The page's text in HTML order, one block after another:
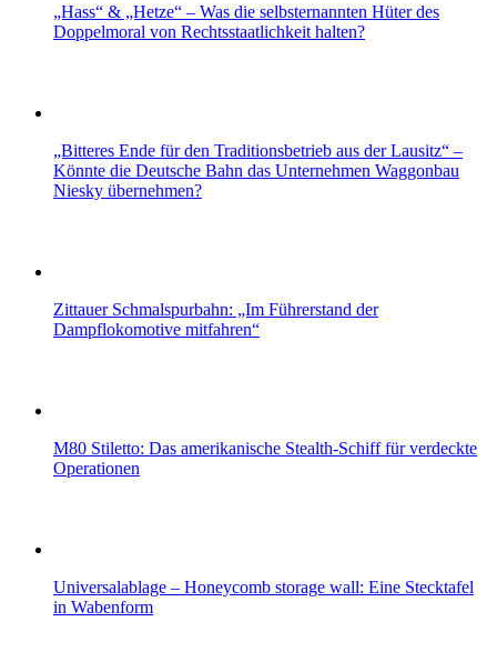
„Hass“ & „Hetze“ – Was die selbsternannten Hüter des
Doppelmoral von Rechtsstaatlichkeit halten?
„Bitteres Ende für den Traditionsbetrieb aus der Lausitz“ –
Könnte die Deutsche Bahn das Unternehmen Waggonbau
Niesky übernehmen?
Zittauer Schmalspurbahn: „Im Führerstand der
Dampflokomotive mitfahren“
M80 Stiletto: Das amerikanische Stealth-Schiff für verdeckte
Operationen
Universalablage – Honeycomb storage wall: Eine Stecktafel
in Wabenform